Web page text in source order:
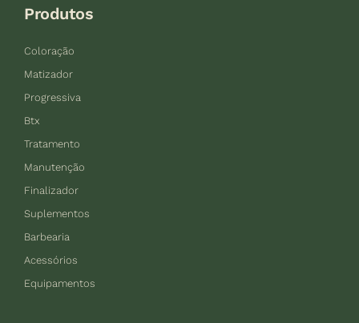
Produtos
Coloração
Matizador
Progressiva
Btx
Tratamento
Manutenção
Finalizador
Suplementos
Barbearia
Acessórios
Equipamentos